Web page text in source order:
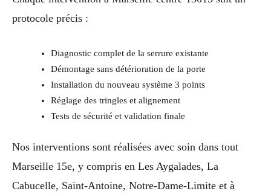
protocole précis :
Diagnostic complet de la serrure existante
Démontage sans détérioration de la porte
Installation du nouveau système 3 points
Réglage des tringles et alignement
Tests de sécurité et validation finale
Nos interventions sont réalisées avec soin dans tout
Marseille 15e, y compris en Les Aygalades, La
Cabucelle, Saint-Antoine, Notre-Dame-Limite et à